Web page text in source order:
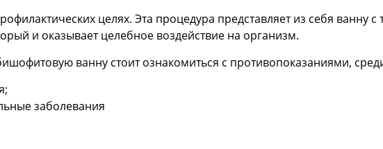
целях. Эта процедура представляет из себя ванну с
и оказывает целебное воздействие на организм.
ванну стоит ознакомиться с противопоказаниями,
заболевания